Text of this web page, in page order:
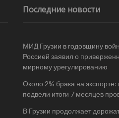
Последние новости
МИД Грузии в годовщину
Россией заявил о
мирному урегулированию
Около 2% брака на экспорте:
подвели итоги 7 месяцев
В Грузии продолжает